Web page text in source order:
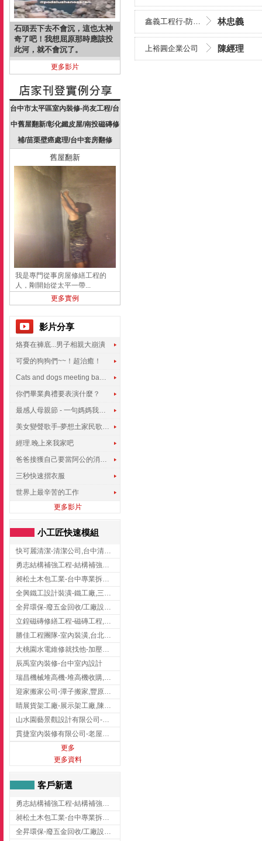
石頭丟下去不會沉，這也太神
奇了吧！我想屈原那時應該投
此河，就不會沉了。
更多影片
台中市太平區室內裝修-尚友工程/台
中舊屋翻新/彰化鐵皮屋/南投磁磚修
補/苗栗壁癌處理/台中套房翻修
舊屋翻新
我是專門從事房屋修繕工程的
人，剛開始從太平一帶...
更多實例
影片分享
烙賽在褲底...男子相親大崩潰
可愛的狗狗們~~！超治癒！
Cats and dogs meeting babies for the first time
你們畢業典禮要表演什麼？
最感人母親節 - 一句媽媽我愛你
美女變聲歌手-夢想土家民歌傳遍世界
經理.晚上來我家吧
爸爸接獲自己要當阿公的消息，反應史上最可愛!!!
三秒快速摺衣服
世界上最辛苦的工作
更多影片
小工匠快速模組
快可麗清潔-清潔公司,台中清潔公司,台中居家清潔
勇志結構補強工程-結構補強工程 ,桃園結構補強工程,龍潭結構補強工程
昶松土木包工業-台中專業拆除工程/挖土機出租
全興鐵工設計裝潢-鐵工廠,三峽鐵工廠,台北鐵工廠
全昇環保-廢五金回收/工廠設備收購/機械設備回收/高價收購廠房設備
立鍠磁磚修繕工程-磁磚工程,磁磚修補,新竹磁磚工程
勝佳工程團隊-室內裝潢,台北房屋裝修,三重室內裝修
大桃園水電維修就找他-加壓馬達,抽水馬達,桃園水電行,中壢水電
辰禹室內裝修-台中室內設計
瑞昌機械堆高機-堆高機收購,新北市堆高機,桃園堆高機
迎家搬家公司-潭子搬家,豐原搬家,大雅搬家,大甲搬家,台中推薦搬家,台中搬家
睛展貨架工廠-展示架工廠,陳列架,台中展示架工廠
山水園藝景觀設計有限公司-景觀工程,景觀設計,新竹園藝工程,新竹景觀設計
貫捷室內裝修有限公司-老屋翻新工程,台中老屋翻新工程,台中舊屋翻新
更多
更多資料
客戶新選
勇志結構補強工程-結構補強工程 ,桃園結構補強工程,龍潭結構補強工程
昶松土木包工業-台中專業拆除工程/挖土機出租
全昇環保-廢五金回收/工廠設備收購/機械設備回收/高價收購廠房設備
鑫義工程行-防水抓漏工程/新店區防水抓漏工程 林忠義
上裕圓企業公司 陳經理